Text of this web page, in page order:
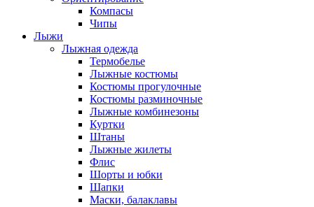
Компасы
Чипы
Лыжи
Лыжная одежда
Термобелье
Лыжные костюмы
Костюмы прогулочные
Костюмы разминочные
Лыжные комбинезоны
Куртки
Штаны
Лыжные жилеты
Флис
Шорты и юбки
Шапки
Маски, балаклавы